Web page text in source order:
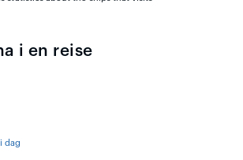
i en reise
dag